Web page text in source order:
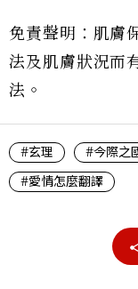
免責聲明：肌膚
法及肌膚狀況而
法。
#玄理 #今際之
#愛情怎麼翻譯